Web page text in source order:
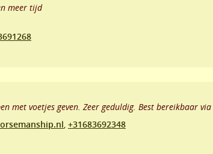
meer tijd
met voetjes geven. Zeer geduldig. Best bereikbaar
, +31683692348